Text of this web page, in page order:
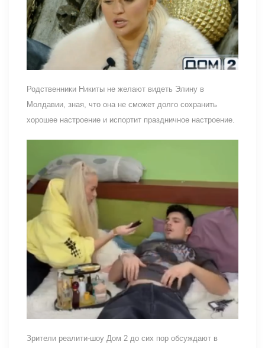
Родственники Никиты не желают видеть Элину в
Молдавии, зная, что она не сможет долго сохранить
хорошее настроение и испортит праздничное настроение.
Зрители реалити-шоу Дом 2 до сих пор обсуждают в